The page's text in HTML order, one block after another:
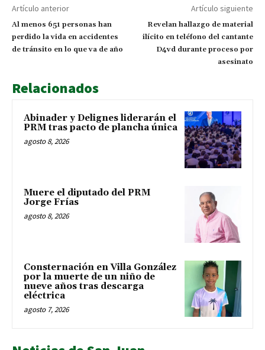
Artículo anterior
Al menos 651 personas han
perdido la vida en accidentes
de tránsito en lo que va de año
Artículo siguiente
Revelan hallazgo de material
ilícito en teléfono del cantante
D4vd durante proceso por
asesinato
Relacionados
Abinader y Delignes liderarán el
PRM tras pacto de plancha única
agosto 8, 2026
Muere el diputado del PRM
Jorge Frías
agosto 8, 2026
Consternación en Villa González
por la muerte de un niño de
nueve años tras descarga
eléctrica
agosto 7, 2026